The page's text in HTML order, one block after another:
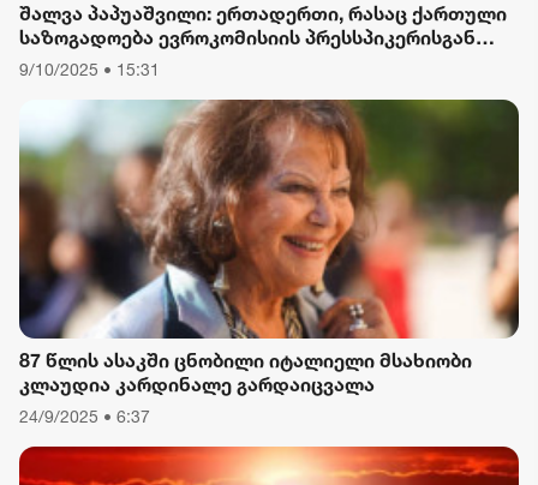
შალვა პაპუაშვილი: ერთადერთი, რასაც ქართული
საზოგადოება ევროკომისიის პრესსპიკერისგან
მოელის, არის ბოდიში ხელისუფლების დამხობის
9/10/2025 • 15:31
87 წლის ასაკში ცნობილი იტალიელი მსახიობი
კლაუდია კარდინალე გარდაიცვალა
24/9/2025 • 6:37